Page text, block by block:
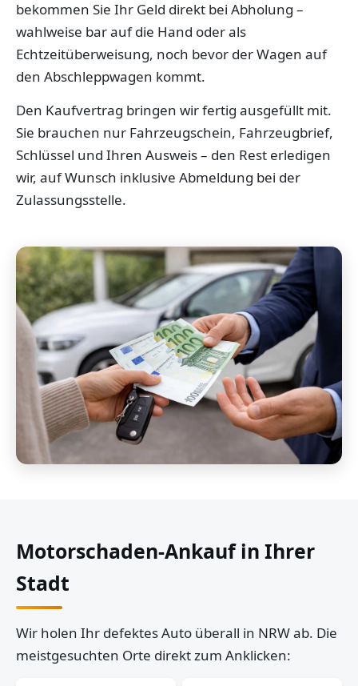
bekommen Sie Ihr Geld direkt bei Abholung –
wahlweise bar auf die Hand oder als
Echtzeitüberweisung, noch bevor der Wagen auf
den Abschleppwagen kommt.
Den Kaufvertrag bringen wir fertig ausgefüllt mit.
Sie brauchen nur Fahrzeugschein, Fahrzeugbrief,
Schlüssel und Ihren Ausweis – den Rest erledigen
wir, auf Wunsch inklusive Abmeldung bei der
Zulassungsstelle.
Motorschaden-Ankauf in Ihrer
Stadt
Wir holen Ihr defektes Auto überall in NRW ab. Die
meistgesuchten Orte direkt zum Anklicken: